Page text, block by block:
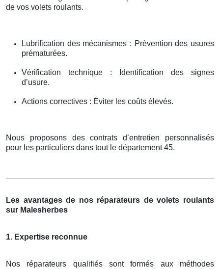
de vos volets roulants.
Lubrification des mécanismes : Prévention des usures
prématurées.
Vérification technique : Identification des signes
d’usure.
Actions correctives : Éviter les coûts élevés.
Nous proposons des contrats d’entretien personnalisés
pour les particuliers dans tout le département 45.
Les avantages de nos réparateurs de volets roulants
sur Malesherbes
1. Expertise reconnue
Nos réparateurs qualifiés sont formés aux méthodes